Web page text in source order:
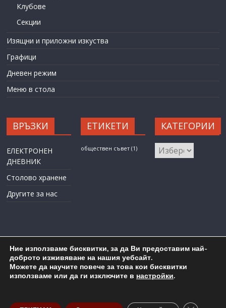
Клубове
Секции
Изящни и приложни изкуства
Графици
Дневен режим
Меню в стола
ВРЪЗКИ
ЕЛЕКТРОНЕН
ДНЕВНИК
Столово хранене
Другите за нас
ЕТИКЕТИ
обществен съвет (1)
КАТЕГОРИИ
КАТЕГОРИИ
Карта на сайта Административен достъп
Copyright © 2026 ОУ "Любен Каравелов" гр. Бургас
Ние използваме бисквитки, за да Ви предоставим най-
доброто изживяване на нашия уебсайт.
Можете да научите повече за това кои бисквитки
използваме или да ги изключите в настройки.